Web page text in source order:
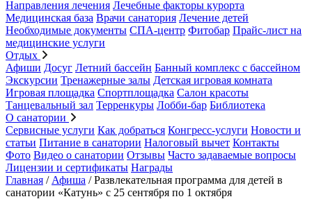
Направления лечения Лечебные факторы курорта
Медицинская база Врачи санатория Лечение детей
Необходимые документы СПА-центр Фитобар Прайс-лист на
медицинские услуги
Отдых
Афиши Досуг Летний бассейн Банный комплекс с бассейном
Экскурсии Тренажерные залы Детская игровая комната
Игровая площадка Спортплощадка Салон красоты
Танцевальный зал Терренкуры Лобби-бар Библиотека
О санатории
Сервисные услуги Как добраться Конгресс-услуги Новости и
статьи Питание в санатории Налоговый вычет Контакты
Фото Видео о санатории Отзывы Часто задаваемые вопросы
Лицензии и сертификаты Награды
Главная / Афиша /Развлекательная программа для детей в
санатории «Катунь» с 25 сентября по 1 октября